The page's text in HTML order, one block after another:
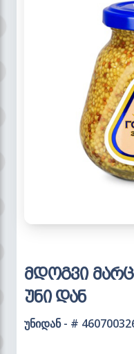
მდოგვი
უნი დან
უნიდან - #